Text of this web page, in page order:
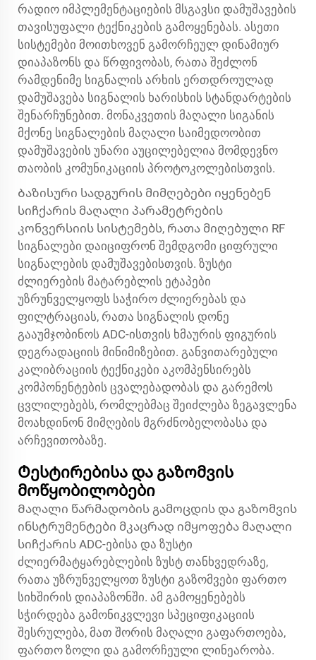
რადიო იმპლემენტაციების მსგავსი დამუშავების
თავისუფალი ტექნიკების გამოყენებას. ასეთი
სისტემები მოითხოვენ გამორჩეულ დინამიურ
დიაპაზონს და წრფივობას, რათა შეძლონ
რამდენიმე სიგნალის არხის ერთდროულად
დამუშავება სიგნალის ხარისხის სტანდარტების
შენარჩუნებით. მონაკვეთის მაღალი სიგანის
მქონე სიგნალების მაღალი საიმედოობით
დამუშავების უნარი აუცილებელია მომდევნო
თაობის კომუნიკაციის პროტოკოლებისთვის.
Ბაზისური სადგურის მიმღებები იყენებენ
სიჩქარის მაღალი პარამეტრების
კონვერსიის სისტემებს, რათა მიღებული RF
სიგნალები დაიციფრონ შემდგომი ციფრული
სიგნალების დამუშავებისთვის. ზუსტი
ძლიერების მატარებლის ეტაპები
უზრუნველყოფს საჭირო ძლიერებას და
ფილტრაციას, რათა სიგნალის დონე
გააუმჯობინოს ADC-ისთვის ხმაურის ფიგურის
დეგრადაციის მინიმიზებით. განვითარებული
კალიბრაციის ტექნიკები აკომპენსირებს
კომპონენტების ცვალებადობას და გარემოს
ცვლილებებს, რომლებმაც შეიძლება ზეგავლენა
მოახდინონ მიმღების მგრძნობელობასა და
არჩევითობაზე.
Ტესტირებისა და გაზომვის
მოწყობილობები
Მაღალი წარმადობის გამოცდის და გაზომვის
ინსტრუმენტები მკაცრად იმყოფება მაღალი
სიჩქარის ADC-ებისა და ზუსტი
ძლიერმატყარებლების ზუსტ თანხვედრაზე,
რათა უზრუნველყოთ ზუსტი გაზომვები ფართო
სიხშირის დიაპაზონში. ამ გამოყენებებს
სჭირდება გამონიკვლევი სპეციფიკაციის
შესრულება, მათ შორის მაღალი გაფართოება,
ფართო ზოლი და გამორჩეული ლინეარობა.